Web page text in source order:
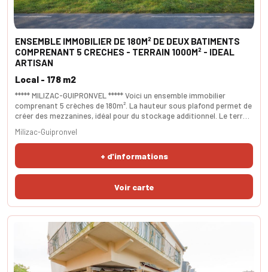
ENSEMBLE IMMOBILIER DE 180M² DE DEUX BATIMENTS
COMPRENANT 5 CRECHES - TERRAIN 1000M² - IDEAL
ARTISAN
***** MILIZAC-GUIPRONVEL ***** Voici un ensemble immobilier
comprenant 5 crèches de 180m². La hauteur sous plafond permet de
créer des mezzanines, idéal pour du stockage additionnel. Le terrain
Local - 178 m2
+ d'informations
Milizac-Guipronvel